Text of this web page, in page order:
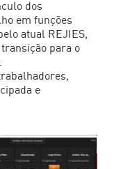
dos
em funções
atual REJIES,
para o
e